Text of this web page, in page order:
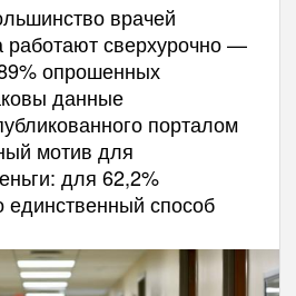
врачей
работают сверхурочно —
опрошенных
данные
порталом
мотив для
для 62,2%
единственный способ